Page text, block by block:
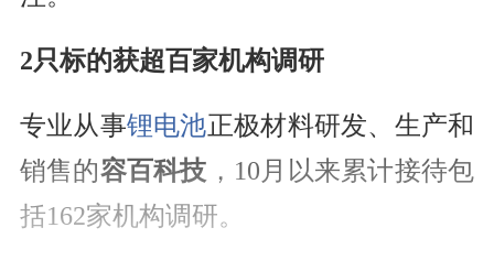
2只标的获超百家机构调研
专业从事锂电池正极材料研发、生产和
销售的容百科技 ，10月以来累计接待包
括162家机构调研。